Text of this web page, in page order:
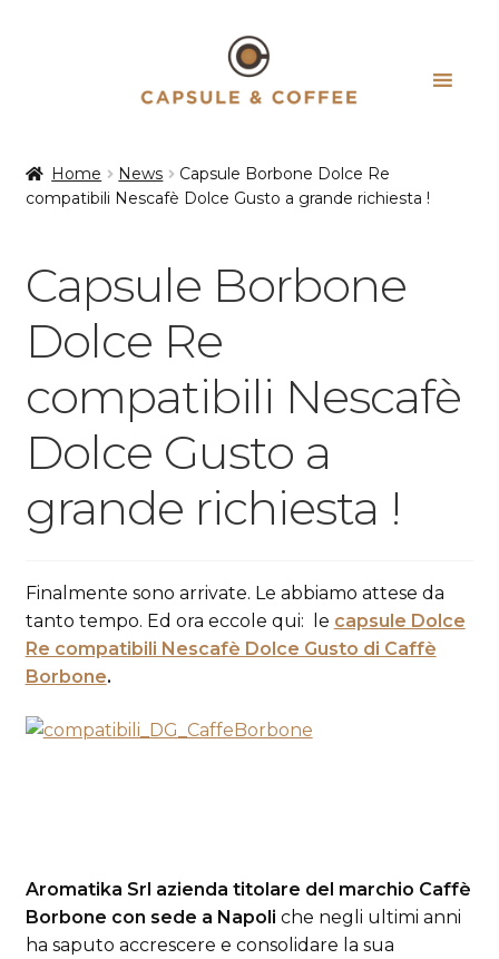
Home News
Capsule Borbone Dolce Re
compatibili Nescafè Dolce Gusto a grande richiesta !
Capsule Borbone
Dolce Re
compatibili Nescafè
Dolce Gusto a
grande richiesta !
Finalmente sono arrivate. Le abbiamo attese da
tanto tempo. Ed ora eccole qui: le capsule Dolce
Re compatibili Nescafè Dolce Gusto di Caffè
Borbone.
Aromatika Srl azienda titolare del marchio Caffè
Borbone con sede a Napoli che negli ultimi anni
ha saputo accrescere e consolidare la sua